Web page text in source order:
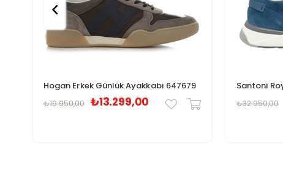
Hogan Erkek Günlük Ayakkabı 647679
₺13.299,00
₺19.950,00 ₺32.950,00